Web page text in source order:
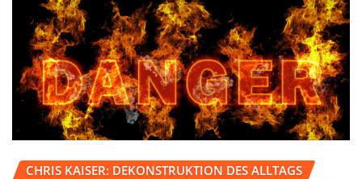
CHRIS KAISER: DEKONSTRUKTION DES ALLTAGS